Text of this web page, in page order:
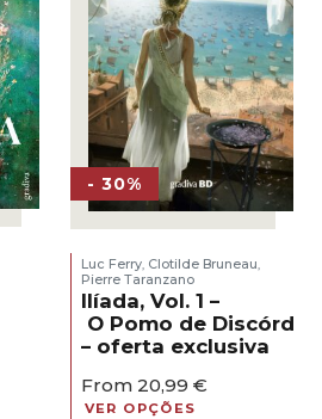
- 30%
Luc Ferry, Clotilde Bruneau,
Pierre Taranzano
Ilíada, Vol. 1 –
O Pomo de Discórdia
– oferta exclusiva
From 20,99 €
VER OPÇÕES